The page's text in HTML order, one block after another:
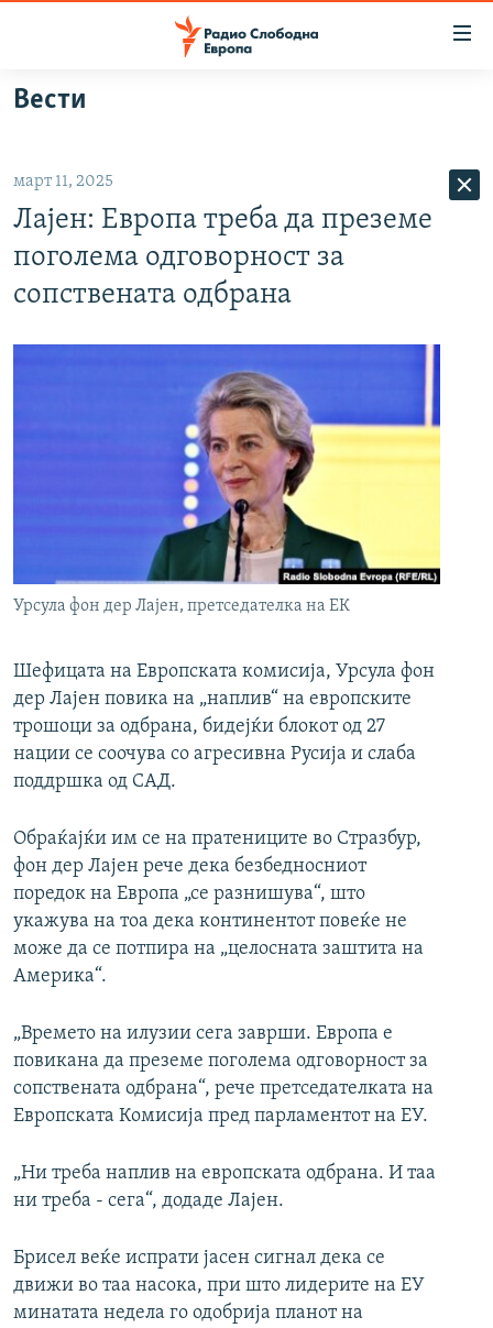
Оди
на
главната
навигација
на
ВИЗУЕЛНО
ВЕСТИ
ШТО ТРЕБА ДА ЗНАЕТЕ
ПРИЈАВИ СЕ ЗА ЊУЗЛЕТЕР
РСЕ веб страници
Вести
март 11, 2025
Лајен: Европа треба да преземе
поголема одговорност за
сопствената одбрана
Урсула фон дер Лајен, претседателка на ЕК
Шефицата на Европската комисија, Урсула фон
дер Лајен повика на „наплив“ на европските
трошоци за одбрана, бидејќи блокот од 27
нации се соочува со агресивна Русија и слаба
поддршка од САД.
Обраќајќи им се на пратениците во Стразбур,
фон дер Лајен рече дека безбедносниот
поредок на Европа „се разнишува“, што
укажува на тоа дека континентот повеќе не
може да се потпира на „целосната заштита на
Америка“.
„Времето на илузии сега заврши. Европа е
повикана да преземе поголема одговорност за
сопствената одбрана“, рече претседателката на
Европската Комисија пред парламентот на ЕУ.
„Ни треба наплив на европската одбрана. И таа
ни треба - сега“, додаде Лајен.
Брисел веќе испрати јасен сигнал дека се
движи во таа насока, при што лидерите на ЕУ
минатата недела го одобрија планот на